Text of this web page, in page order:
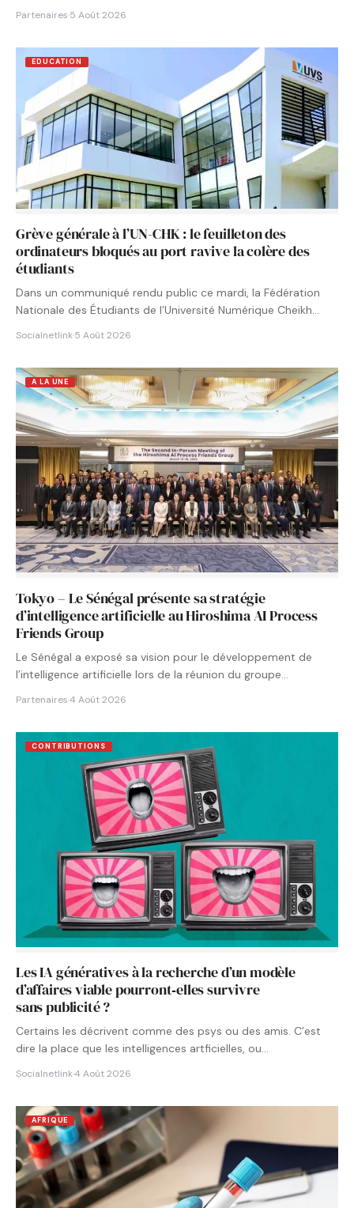
Partenaires·5 Août 2026
EDUCATION
Grève générale à l’UN-CHK : le feuilleton des
ordinateurs bloqués au port ravive la colère des
étudiants
Dans un communiqué rendu public ce mardi, la Fédération
Nationale des Étudiants de l’Université Numérique Cheikh
Socialnetlink·5 Août 2026
A LA UNE
Tokyo – Le Sénégal présente sa stratégie
d’intelligence artificielle au Hiroshima AI Process
Friends Group
Le Sénégal a exposé sa vision pour le développement de
l’intelligence artificielle lors de la réunion du groupe…
Partenaires·4 Août 2026
CONTRIBUTIONS
Les IA génératives à la recherche d’un modèle
d’affaires viable pourront‑elles survivre
sans publicité ?
Certains les décrivent comme des psys ou des amis. C’est
dire la place que les intelligences artficielles, ou…
Socialnetlink·4 Août 2026
AFRIQUE